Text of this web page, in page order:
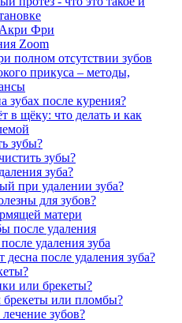
Фри
Zoom
полном отсутствии зубов
прикуса – методы,
зубах после курения?
в щёку: что делать и как
зубы?
зубы?
зуба?
при удалении зуба?
для зубов?
матери
после удаления
удаления зуба
десна после удаления зуба?
или брекеты?
брекеты или пломбы?
зубов?